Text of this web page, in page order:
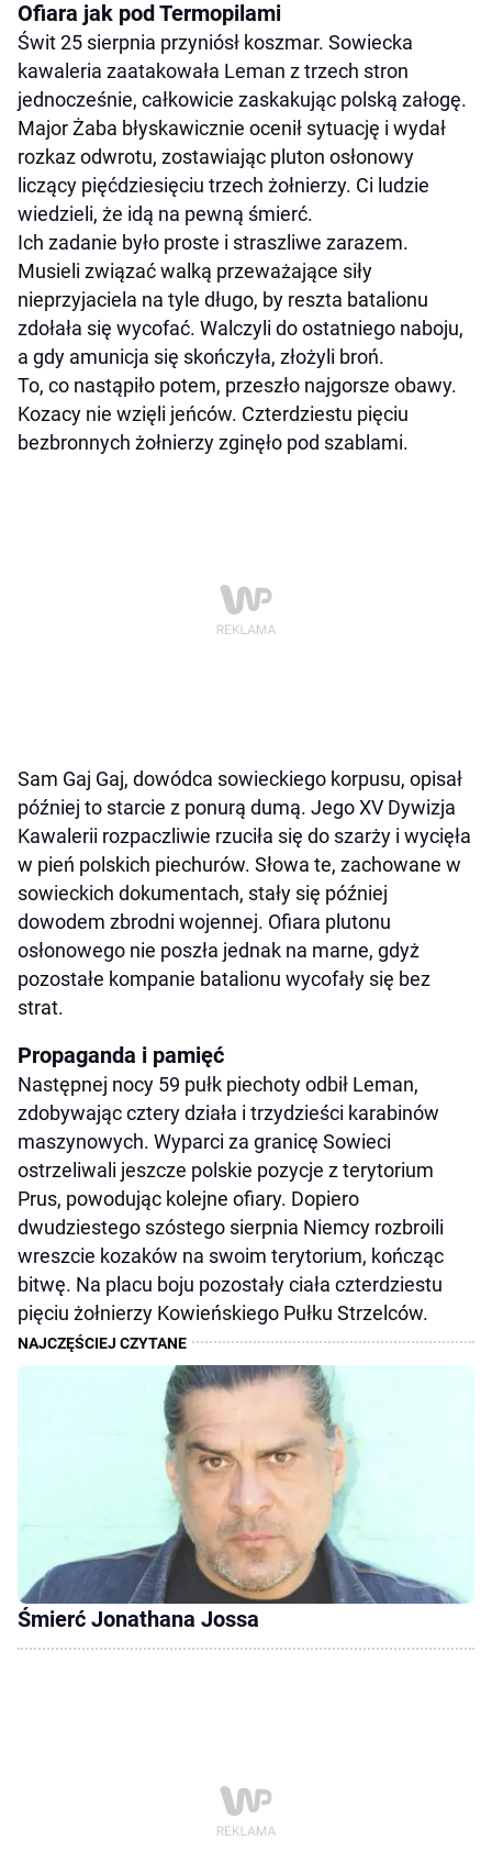
Ofiara jak pod Termopilami
Świt 25 sierpnia przyniósł koszmar. Sowiecka
kawaleria zaatakowała Leman z trzech stron
jednocześnie, całkowicie zaskakując polską załogę.
Major Żaba błyskawicznie ocenił sytuację i wydał
rozkaz odwrotu, zostawiając pluton osłonowy
liczący pięćdziesięciu trzech żołnierzy. Ci ludzie
wiedzieli, że idą na pewną śmierć.
Ich zadanie było proste i straszliwe zarazem.
Musieli związać walką przeważające siły
nieprzyjaciela na tyle długo, by reszta batalionu
zdołała się wycofać. Walczyli do ostatniego naboju,
a gdy amunicja się skończyła, złożyli broń.
To, co nastąpiło potem, przeszło najgorsze obawy.
Kozacy nie wzięli jeńców. Czterdziestu pięciu
bezbronnych żołnierzy zginęło pod szablami.
Sam Gaj Gaj, dowódca sowieckiego korpusu, opisał
później to starcie z ponurą dumą. Jego XV Dywizja
Kawalerii rozpaczliwie rzuciła się do szarży i wycięła
w pień polskich piechurów. Słowa te, zachowane w
sowieckich dokumentach, stały się później
dowodem zbrodni wojennej. Ofiara plutonu
osłonowego nie poszła jednak na marne, gdyż
pozostałe kompanie batalionu wycofały się bez
strat.
Propaganda i pamięć
Następnej nocy 59 pułk piechoty odbił Leman,
zdobywając cztery działa i trzydzieści karabinów
maszynowych. Wyparci za granicę Sowieci
ostrzeliwali jeszcze polskie pozycje z terytorium
Prus, powodując kolejne ofiary. Dopiero
dwudziestego szóstego sierpnia Niemcy rozbroili
wreszcie kozaków na swoim terytorium, kończąc
bitwę. Na placu boju pozostały ciała czterdziestu
pięciu żołnierzy Kowieńskiego Pułku Strzelców.
Śmierć Jonathana Jossa